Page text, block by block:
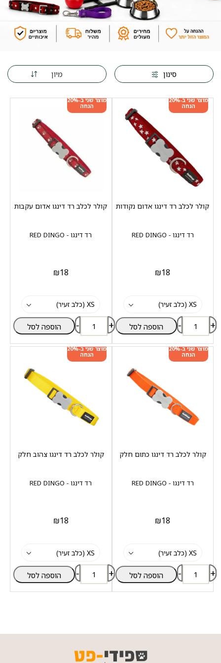
סינון מיון
מוצר שני ב-20%
הנחה
רד דינגו - RED DINGO
קולר לכלב רד דינגו אדום נקודות
₪18
- + הוספה לסל
מוצר שני ב-20%
הנחה
רד דינגו - RED DINGO
קולר לכלב רד דינגו אדום עקבות
₪18
- + הוספה לסל
מוצר שני ב-20%
הנחה
רד דינגו - RED DINGO
קולר לכלב רד דינגו כתום חלק
₪18
- + הוספה לסל
מוצר שני ב-20%
הנחה
רד דינגו - RED DINGO
קולר לכלב רד דינגו צהוב חלק
₪18
- + הוספה לסל